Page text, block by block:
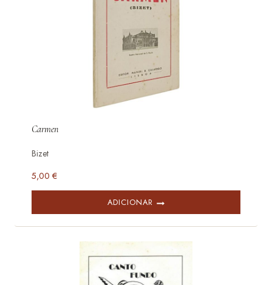
Carmen
Bizet
5,00 €
ADICIONAR